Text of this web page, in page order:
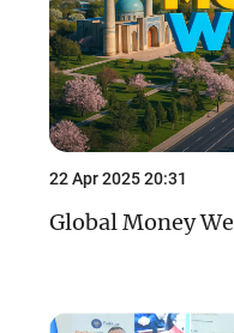
22 Apr 2025 20:31
Global Money